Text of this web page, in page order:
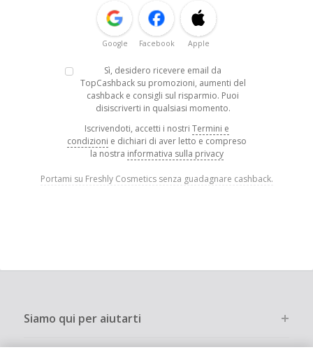
Google Facebook Apple
Sì, desidero ricevere email da
TopCashback su promozioni, aumenti del
cashback e consigli sul risparmio. Puoi
disiscriverti in qualsiasi momento.
Iscrivendoti, accetti i nostri Termini e
condizioni e dichiari di aver letto e compreso
la nostra informativa sulla privacy
Portami su Freshly Cosmetics senza guadagnare cashback.
Siamo qui per aiutarti